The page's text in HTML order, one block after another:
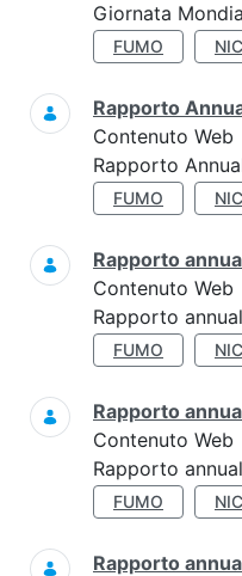
Giornata
FUMO
Rapporto
Contenuto Web
Rapporto
FUMO
Rapporto
Contenuto Web
Rapporto
FUMO
Rapporto
Contenuto Web
Rapporto
FUMO
Rapporto